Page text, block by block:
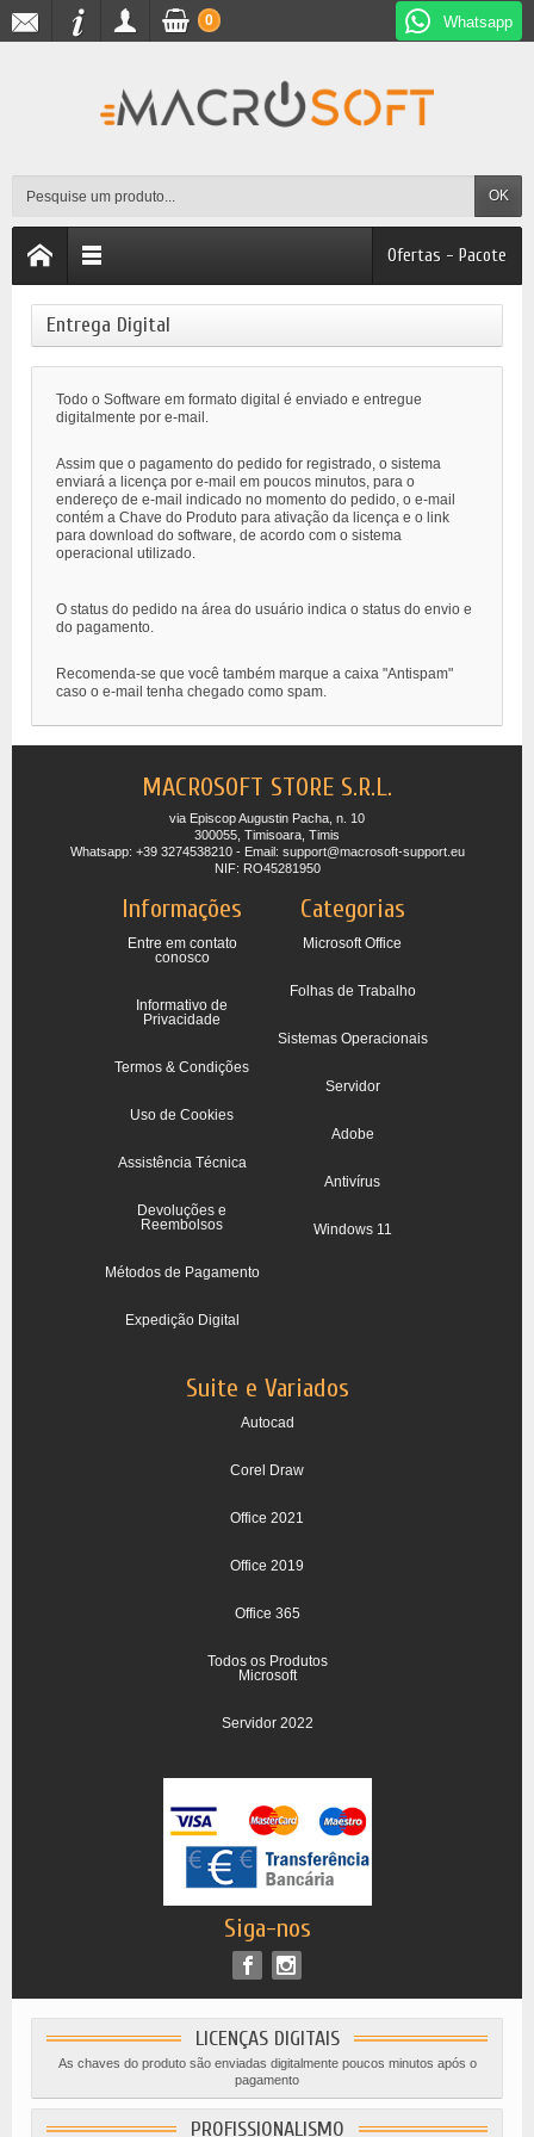
Whatsapp
OK
0
Ofertas - Pacote
Entrega Digital
Todo o Software em formato digital é enviado e entregue
digitalmente por e-mail.
Assim que o pagamento do pedido for registrado, o sistema
enviará a licença por e-mail em poucos minutos, para o
endereço de e-mail indicado no momento do pedido, o e-mail
contém a Chave do Produto para ativação da licença e o link
para download do software, de acordo com o sistema
operacional utilizado.
O status do pedido na área do usuário indica o status do envio e
do pagamento.
Recomenda-se que você também marque a caixa "Antispam"
caso o e-mail tenha chegado como spam.
MACROSOFT STORE S.R.L.
via Episcop Augustin Pacha, n. 10
300055, Timisoara, Timis
Whatsapp: +39 3274538210 - Email: support@macrosoft-support.eu
NIF: RO45281950
Informações
Entre em contato
conosco
Informativo de
Privacidade
Termos & Condições
Uso de Cookies
Assistência Técnica
Devoluções e
Reembolsos
Métodos de Pagamento
Expedição Digital
Categorias
Microsoft Office
Folhas de Trabalho
Sistemas Operacionais
Servidor
Adobe
Antivírus
Windows 11
Suite e Variados
Autocad
Corel Draw
Office 2021
Office 2019
Office 365
Todos os Produtos
Microsoft
Servidor 2022
Siga-nos
LICENÇAS DIGITAIS
As chaves do produto são enviadas digitalmente poucos minutos após o
pagamento
PROFISSIONALISMO